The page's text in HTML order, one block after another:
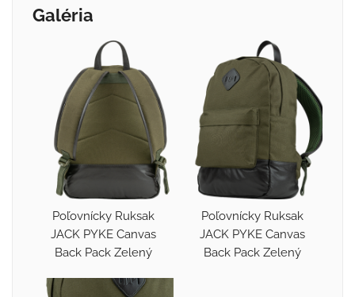
Galéria
Poľovnícky Ruksak
JACK PYKE Canvas
Back Pack Zelený
Poľovnícky Ruksak
JACK PYKE Canvas
Back Pack Zelený